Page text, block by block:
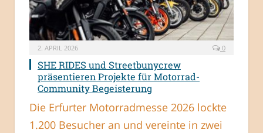
2. APRIL 2026 0
SHE RIDES und Streetbunycrew
präsentieren Projekte für Motorrad-
Community Begeisterung
Die Erfurter Motorradmesse 2026 lockte
1.200 Besucher an und vereinte in zwei